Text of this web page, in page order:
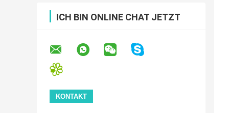
ICH BIN ONLINE CHAT JETZT